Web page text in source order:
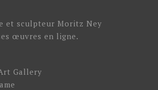
et sculpteur Moritz Ney
œuvres en ligne.
Gallery